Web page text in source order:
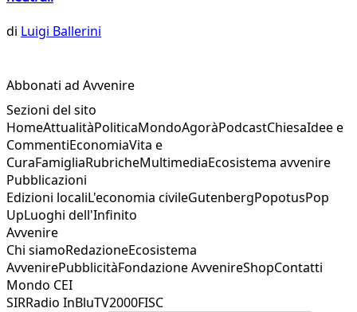
di Luigi Ballerini
Abbonati ad Avvenire
Sezioni del sito
HomeAttualitàPoliticaMondoAgoràPodcastChiesaIdee e
CommentiEconomiaVita e
CuraFamigliaRubricheMultimediaEcosistema avvenire
Pubblicazioni
Edizioni localiL'economia civileGutenbergPopotusPop
UpLuoghi dell'Infinito
Avvenire
Chi siamoRedazioneEcosistema
AvvenirePubblicitàFondazione AvvenireShopContatti
Mondo CEI
SIRRadio InBluTV2000FISC